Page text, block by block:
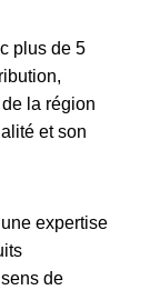
plus de 5
la région
et son
expertise
de